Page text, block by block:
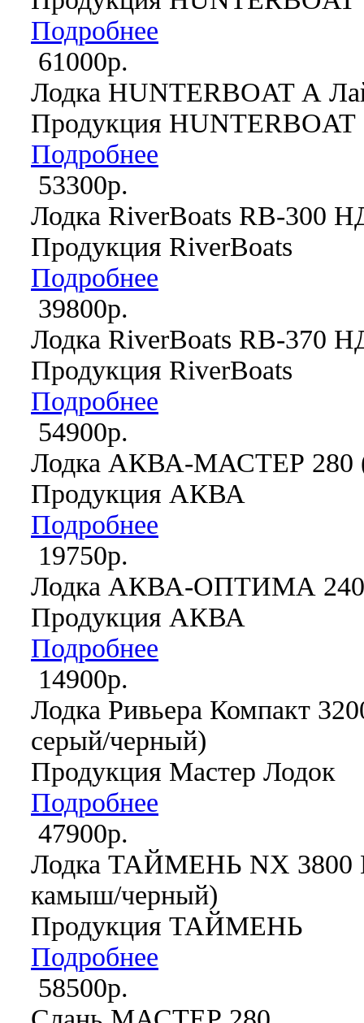
Подробнее
61000р.
Лодка HUNTERBOAT А
Продукция HUNTERBOAT
Подробнее
53300р.
Лодка RiverBoats RB-300
Продукция RiverBoats
Подробнее
39800р.
Лодка RiverBoats RB-370
Продукция RiverBoats
Подробнее
54900р.
Лодка АКВА-МАСТЕР 280
Продукция АКВА
Подробнее
19750р.
Лодка АКВА-ОПТИМА 240
Продукция АКВА
Подробнее
14900р.
Лодка Ривьера Компакт
серый/черный)
Продукция Мастер Лодок
Подробнее
47900р.
Лодка ТАЙМЕНЬ NX 3800
камыш/черный)
Продукция ТАЙМЕНЬ
Подробнее
58500р.